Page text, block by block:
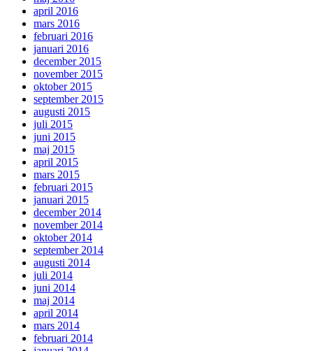
april 2016
mars 2016
februari 2016
januari 2016
december 2015
november 2015
oktober 2015
september 2015
augusti 2015
juli 2015
juni 2015
maj 2015
april 2015
mars 2015
februari 2015
januari 2015
december 2014
november 2014
oktober 2014
september 2014
augusti 2014
juli 2014
juni 2014
maj 2014
april 2014
mars 2014
februari 2014